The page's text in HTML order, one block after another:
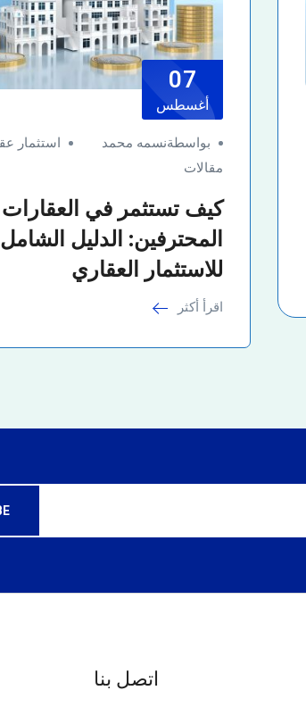
07
أغسطس
بواسطةنسمه محمد استثمار
مقالات
كيف تستثمر في
المحترفين: الدليل الشامل
للاستثمار العقاري
اقرأ أكثر
اتصل بنا